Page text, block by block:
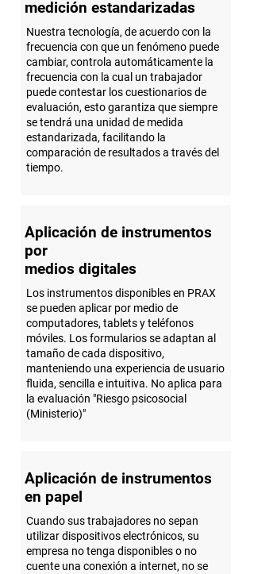
medición estandarizadas
Nuestra tecnología, de acuerdo con la
frecuencia con que un fenómeno puede
cambiar, controla automáticamente la
frecuencia con la cual un trabajador
puede contestar los cuestionarios de
evaluación, esto garantiza que siempre
se tendrá una unidad de medida
estandarizada, facilitando la
comparación de resultados a través del
tiempo.
Aplicación de instrumentos
por
medios digitales
Los instrumentos disponibles en PRAX
se pueden aplicar por medio de
computadores, tablets y teléfonos
móviles. Los formularios se adaptan al
tamaño de cada dispositivo,
manteniendo una experiencia de usuario
fluida, sencilla e intuitiva. No aplica para
la evaluación "Riesgo psicosocial
(Ministerio)"
Aplicación de instrumentos
en papel
Cuando sus trabajadores no sepan
utilizar dispositivos electrónicos, su
empresa no tenga disponibles o no
cuente una conexión a internet, no se